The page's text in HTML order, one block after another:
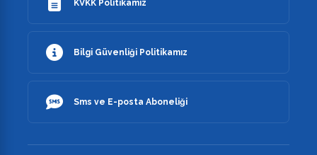
KVKK Politikamız
Bilgi Güvenliği Politikamız
Sms ve E-posta Aboneliği